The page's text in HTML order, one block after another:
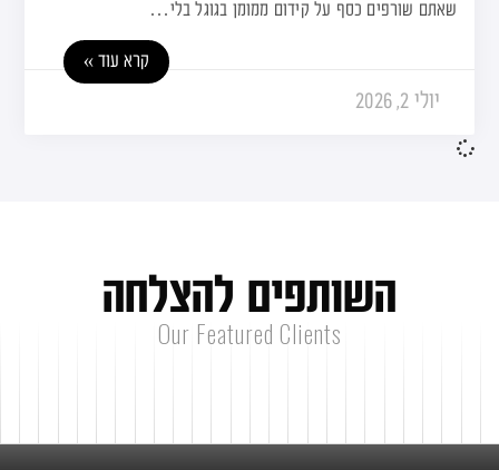
שאתם שורפים כסף על קידום ממומן בגוגל בלי…
קרא עוד »
יולי 2, 2026
השותפים להצלחה
Our Featured Clients